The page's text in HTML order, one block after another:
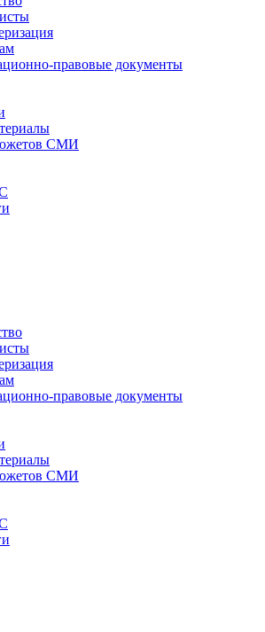
правовые документы
СМИ
правовые документы
СМИ